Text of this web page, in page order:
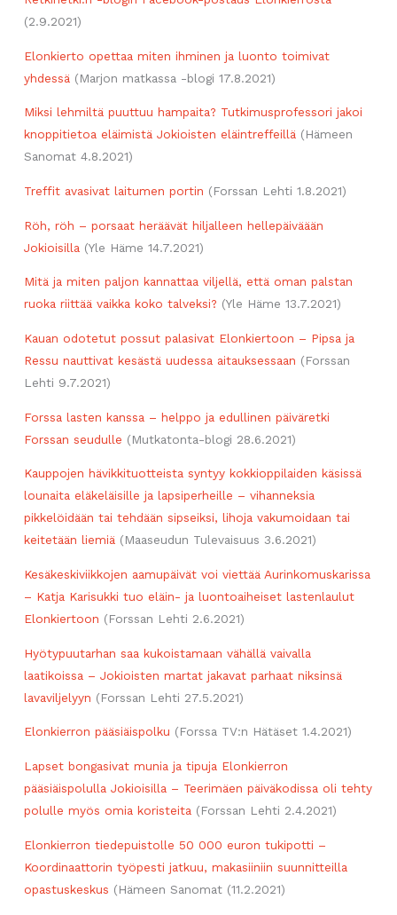
(2.9.2021)
Elonkierto opettaa miten ihminen ja luonto toimivat
yhdessä (Marjon matkassa -blogi 17.8.2021)
Miksi lehmiltä puuttuu hampaita? Tutkimusprofessori jakoi
knoppitietoa eläimistä Jokioisten eläintreffeillä (Hämeen
Sanomat 4.8.2021)
Treffit avasivat laitumen portin (Forssan Lehti 1.8.2021)
Röh, röh – porsaat heräävät hiljalleen hellepäiväään
Jokioisilla (Yle Häme 14.7.2021)
Mitä ja miten paljon kannattaa viljellä, että oman palstan
ruoka riittää vaikka koko talveksi? (Yle Häme 13.7.2021)
Kauan odotetut possut palasivat Elonkiertoon – Pipsa ja
Ressu nauttivat kesästä uudessa aitauksessaan (Forssan
Lehti 9.7.2021)
Forssa lasten kanssa – helppo ja edullinen päiväretki
Forssan seudulle (Mutkatonta-blogi 28.6.2021)
Kauppojen hävikkituotteista syntyy kokkioppilaiden käsissä
lounaita eläkeläisille ja lapsiperheille – vihanneksia
pikkelöidään tai tehdään sipseiksi, lihoja vakumoidaan tai
keitetään liemiä (Maaseudun Tulevaisuus 3.6.2021)
Kesäkeskiviikkojen aamupäivät voi viettää Aurinkomuskarissa
– Katja Karisukki tuo eläin- ja luontoaiheiset lastenlaulut
Elonkiertoon (Forssan Lehti 2.6.2021)
Hyötypuutarhan saa kukoistamaan vähällä vaivalla
laatikoissa – Jokioisten martat jakavat parhaat niksinsä
lavaviljelyyn (Forssan Lehti 27.5.2021)
Elonkierron pääsiäispolku (Forssa TV:n Hätäset 1.4.2021)
Lapset bongasivat munia ja tipuja Elonkierron
pääsiäispolulla Jokioisilla – Teerimäen päiväkodissa oli tehty
polulle myös omia koristeita (Forssan Lehti 2.4.2021)
Elonkierron tiedepuistolle 50 000 euron tukipotti –
Koordinaattorin työpesti jatkuu, makasiiniin suunnitteilla
opastuskeskus (Hämeen Sanomat (11.2.2021)